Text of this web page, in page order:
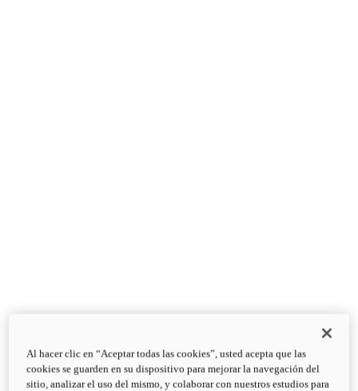
Diavel
V4
Al hacer clic en “Aceptar todas las cookies”, usted acepta que las
cookies se guarden en su dispositivo para mejorar la navegación del
sitio, analizar el uso del mismo, y colaborar con nuestros estudios para